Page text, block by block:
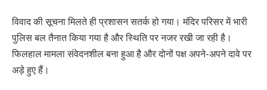
विवाद की सूचना मिलते ही प्रशासन सतर्क हो गया। मंदिर परिसर में भारी
पुलिस बल तैनात किया गया है और स्थिति पर नजर रखी जा रही है।
फिलहाल मामला संवेदनशील बना हुआ है और दोनों पक्ष अपने-अपने दावे पर
अड़े हुए हैं।